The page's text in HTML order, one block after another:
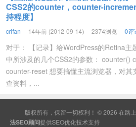
CSS2的counter，counter-
持程度】
crifan 14年前 (2012-09-14) 2374浏览 0评
对于： 【记录】给WordPress的Retina主
中所涉及的几个CSS2的参数： counter()
counter-reset 想要搞懂主流浏览器，对其
查资料，...
版权所有，保留一切权利！ © 2026 在路上
法SEO顾问提供SEO优化技术支持